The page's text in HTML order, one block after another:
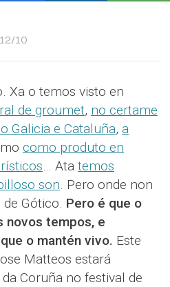
10
Xa o temos visto en
de groumet, no certame
Galicia e Cataluña, a
como produto en
… Ata temos
son. Pero onde non
Gótico. Pero é que o
novos tempos, e
o mantén vivo. Este
Matteos estará
Coruña no festival de